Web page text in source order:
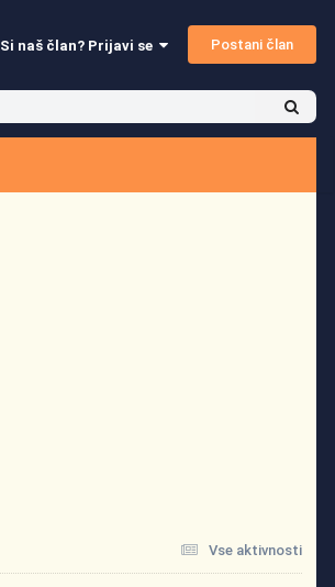
Si naš član? Prijavi se Postani član
Vse aktivnosti